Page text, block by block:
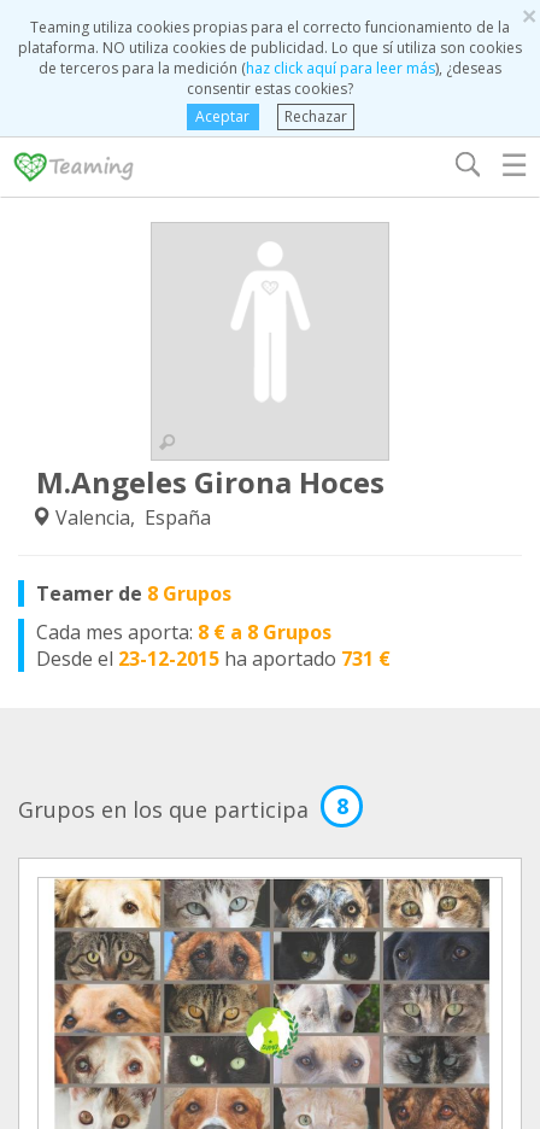
×
Teaming utiliza cookies propias para el correcto funcionamiento de la
plataforma. NO utiliza cookies de publicidad. Lo que sí utiliza son cookies
de terceros para la medición (haz click aquí para leer más), ¿deseas
consentir estas cookies?
Aceptar
Rechazar
☰
M.Angeles Girona Hoces
Valencia, España
Teamer de 8 Grupos
Cada mes aporta: 8 € a 8 Grupos
Desde el 23-12-2015 ha aportado 731 €
Grupos en los que participa 8